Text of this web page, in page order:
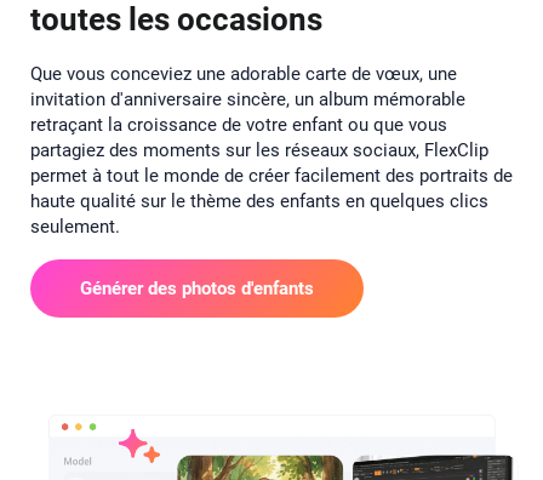
toutes les occasions
Que vous conceviez une adorable carte de vœux, une
invitation d'anniversaire sincère, un album mémorable
retraçant la croissance de votre enfant ou que vous
partagiez des moments sur les réseaux sociaux, FlexClip
permet à tout le monde de créer facilement des portraits de
haute qualité sur le thème des enfants en quelques clics
seulement.
Générer des photos d'enfants